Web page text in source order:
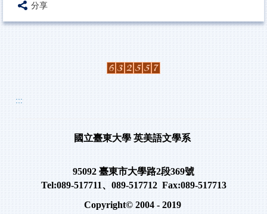
分享
:::
國立臺東大學 英美語文學系
95092 臺東市大學路2段369號
Tel:089-517711、 089-517712 Fax:089-517713
Copyright© 2004 - 2019